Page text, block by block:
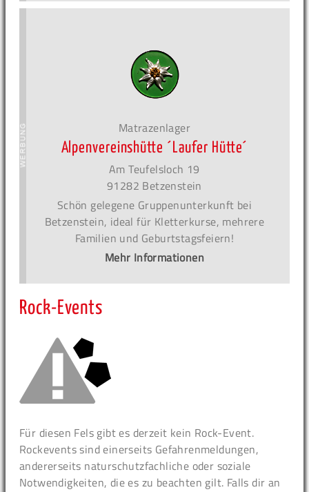
Matrazenlager
Alpenvereinshütte ´Laufer Hütte´
Am Teufelsloch 19
91282 Betzenstein
Schön gelegene Gruppenunterkunft bei
Betzenstein, ideal für Kletterkurse, mehrere
Familien und Geburtstagsfeiern!
Mehr Informationen
Rock-Events
Für diesen Fels gibt es derzeit kein Rock-Event.
Rockevents sind einerseits Gefahrenmeldungen,
andererseits naturschutzfachliche oder soziale
Notwendigkeiten, die es zu beachten gilt. Falls dir an